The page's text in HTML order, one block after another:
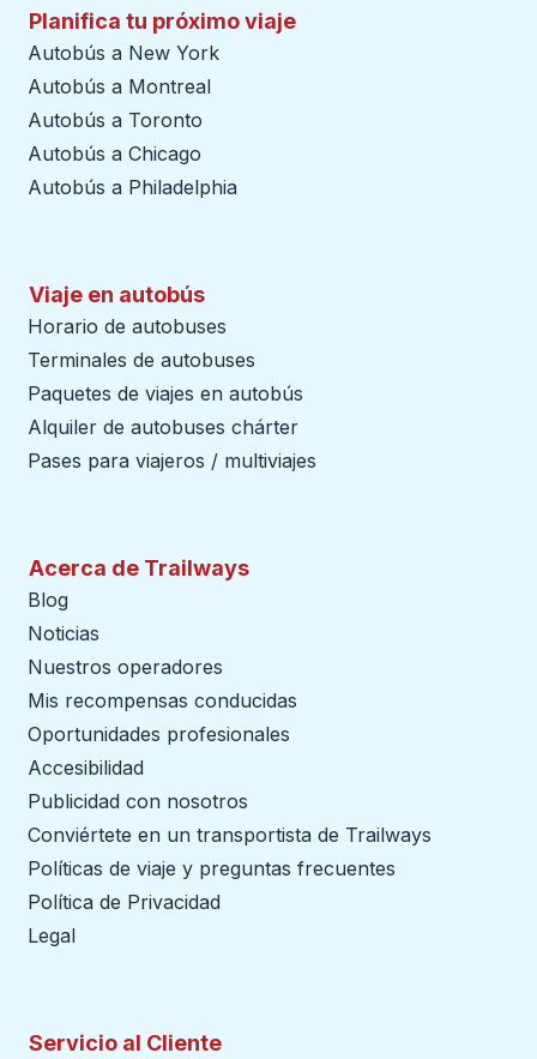
Planifica tu próximo viaje
Autobús a New York
Autobús a Montreal
Autobús a Toronto
Autobús a Chicago
Autobús a Philadelphia
Viaje en autobús
Horario de autobuses
Terminales de autobuses
Paquetes de viajes en autobús
Alquiler de autobuses chárter
Pases para viajeros / multiviajes
Acerca de Trailways
Blog
Noticias
Nuestros operadores
Mis recompensas conducidas
Oportunidades profesionales
Accesibilidad
Publicidad con nosotros
Conviértete en un transportista de Trailways
Políticas de viaje y preguntas frecuentes
Política de Privacidad
Legal
Servicio al Cliente